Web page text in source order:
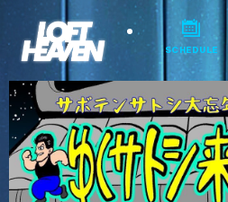
SCHEDULE